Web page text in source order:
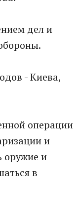
дел и
- Киева,
операции
и
оружие и
в